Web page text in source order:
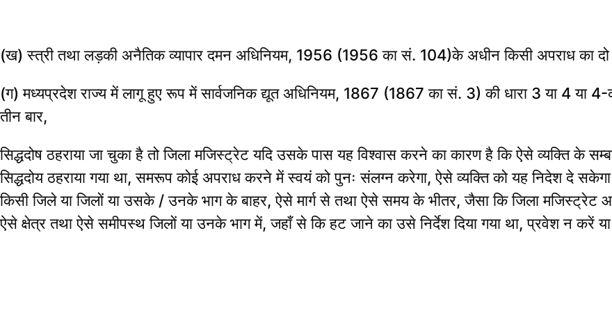
(ख) स्त्री तथा लड़की अनैतिक व्यापार दमन अधिनियम, 1956 (1956 का सं. 104)के अधीन किसी अपराध का दो
(ग) मध्यप्रदेश राज्य में लागू हुए रूप में सार्वजनिक द्यूत अधिनियम, 1867 (1867 का सं. 3) की धारा 3 या 4 या
तीन बार,
सिद्धदोष ठहराया जा चुका है तो जिला मजिस्ट्रेट यदि उसके पास यह विश्वास करने का कारण है कि ऐसे व्यक्ति के
सिद्धदोय ठहराया गया था, समरूप कोई अपराध करने में स्वयं को पुनः संलग्न करेगा, ऐसे व्यक्ति को यह निदेश दे
किसी जिले या जिलों या उसके / उनके भाग के बाहर, ऐसे मार्ग से तथा ऐसे समय के भीतर, जैसा कि जिला
ऐसे क्षेत्र तथा ऐसे समीपस्थ जिलों या उनके भाग में, जहाँ से कि हट जाने का उसे निर्देश दिया गया था, प्रवेश न करें